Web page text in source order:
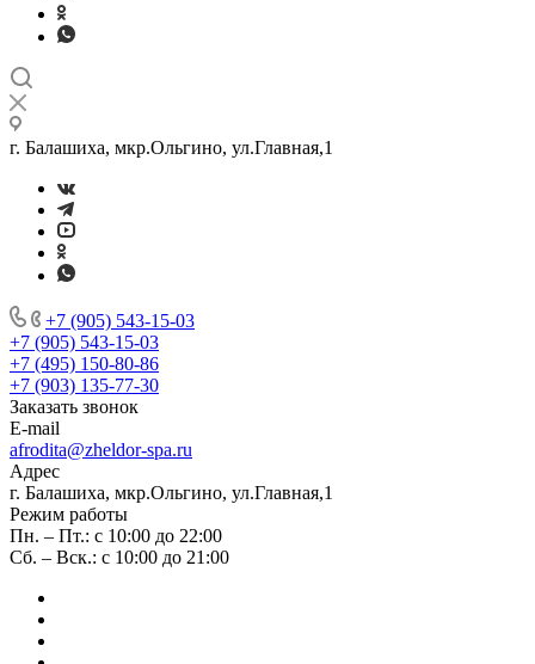
г. Балашиха, мкр.Ольгино, ул.Главная,1
+7 (905) 543-15-03
+7 (905) 543-15-03
+7 (495) 150-80-86
+7 (903) 135-77-30
Заказать звонок
E-mail
afrodita@zheldor-spa.ru
Адрес
г. Балашиха, мкр.Ольгино, ул.Главная,1
Режим работы
Пн. – Пт.: с 10:00 до 22:00
Сб. – Вск.: с 10:00 до 21:00